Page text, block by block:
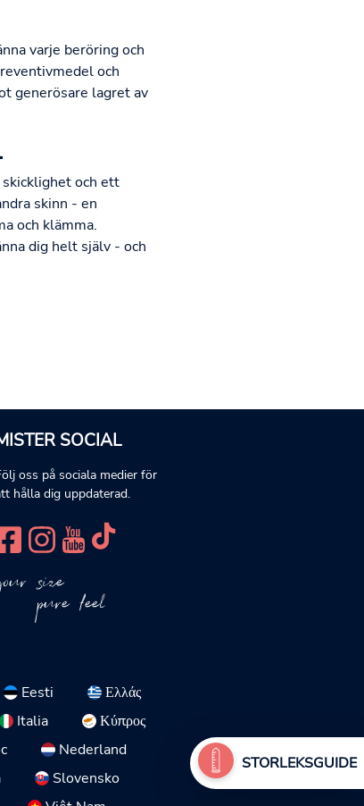
varje beröring och
och
generösare lagret av
och ett
skinn - en
och klämma.
dig helt själv - och
SOCIAL
oss på sociala medier för
hålla dig uppdaterad.
size
pure feel
Eesti
Ελλάς
Italia
Κύπρος
Nederland
Slovensko
STORLEKSGUIDE